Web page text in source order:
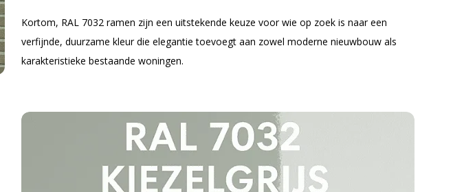
Kortom, RAL 7032 ramen zijn een uitstekende keuze voor wie op zoek is naar een
verfijnde, duurzame kleur die elegantie toevoegt aan zowel moderne nieuwbouw als
karakteristieke bestaande woningen.